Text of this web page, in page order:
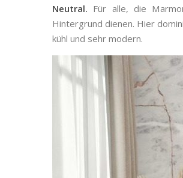
Neutral. Für alle, die
Hintergrund dienen. Hier
kühl und sehr modern.